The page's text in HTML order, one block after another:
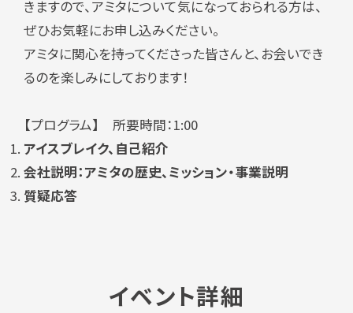
きますので、アミタについて気になっておられる方は、
ぜひお気軽にお申し込みください。
アミタに関心を持ってくださった皆さんと、お会いでき
るのを楽しみにしております！
【プログラム】 所要時間：1:00
アイスブレイク、自己紹介
会社説明：アミタの歴史、ミッション・事業説明
質疑応答
イベント詳細